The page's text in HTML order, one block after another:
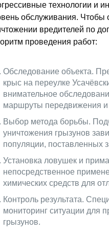
технологии и
обслуживания. Чтобы
вредителей по
проведения работ:
Обследование объекта.
крыс на переулке
внимательное
маршруты передвижения и
Выбор метода борьбы.
уничтожения грызунов
популяции, поставленных
Установка ловушек и
непосредственное
химических средств для
Контроль результата.
мониторинг ситуации для
грызунов.